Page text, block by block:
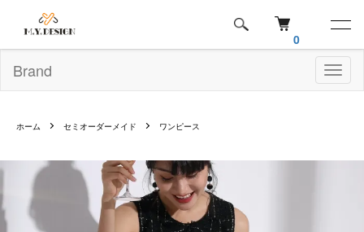
Brand
0
ホーム セミオーダーメイド ワンピース